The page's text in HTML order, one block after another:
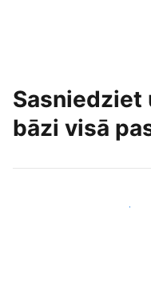
Sasniedziet
bāzi visā
Sasniegt jaunus